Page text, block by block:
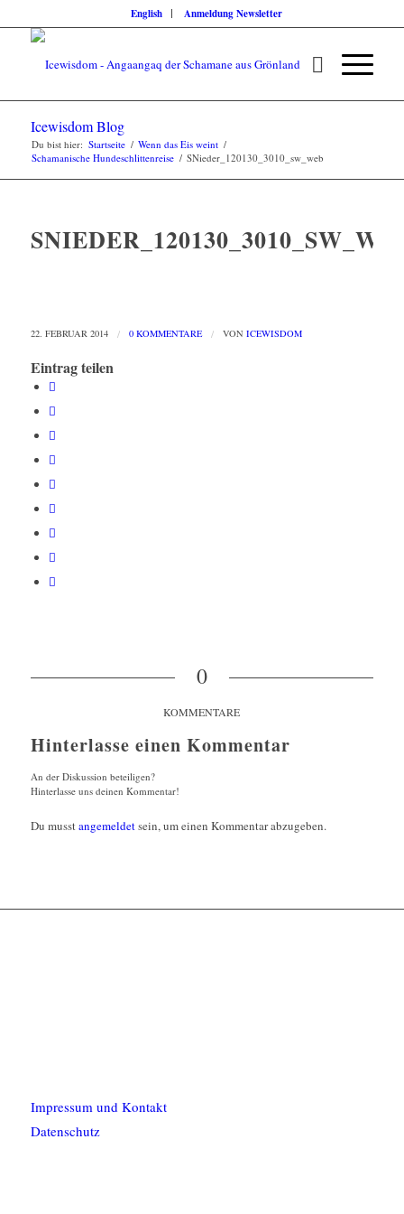
English Anmeldung Newsletter
Icewisdom Blog
Du bist hier: Startseite / Wenn das Eis weint /
Schamanische Hundeschlittenreise / SNieder_120130_3010_sw_web
22. FEBRUAR 2014 / 0 KOMMENTARE / VON ICEWISDOM
Eintrag teilen
0
KOMMENTARE
Hinterlasse einen Kommentar
An der Diskussion beteiligen?
Hinterlasse uns deinen Kommentar!
Du musstangemeldetsein, um einen Kommentar abzugeben.
Impressum und Kontakt
Datenschutz